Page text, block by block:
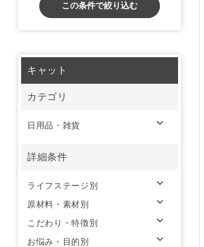
この条件で絞り込む
キャット
カテゴリ
日用品・雑貨
詳細条件
ライフステージ別
原材料・素材別
こだわり・特徴別
お悩み・目的別